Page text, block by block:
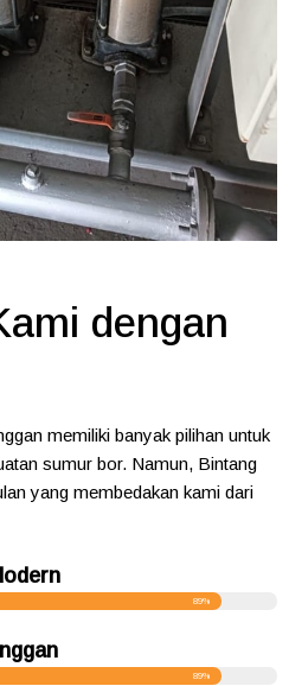
dengan
memiliki banyak pilihan untuk
sumur bor. Namun, Bintang
yang membedakan kami dari